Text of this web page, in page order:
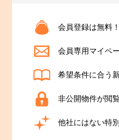
会員登録は無料！
会員専用マイペ
希望条件に合う
非公開物件が閲
他社にはない特